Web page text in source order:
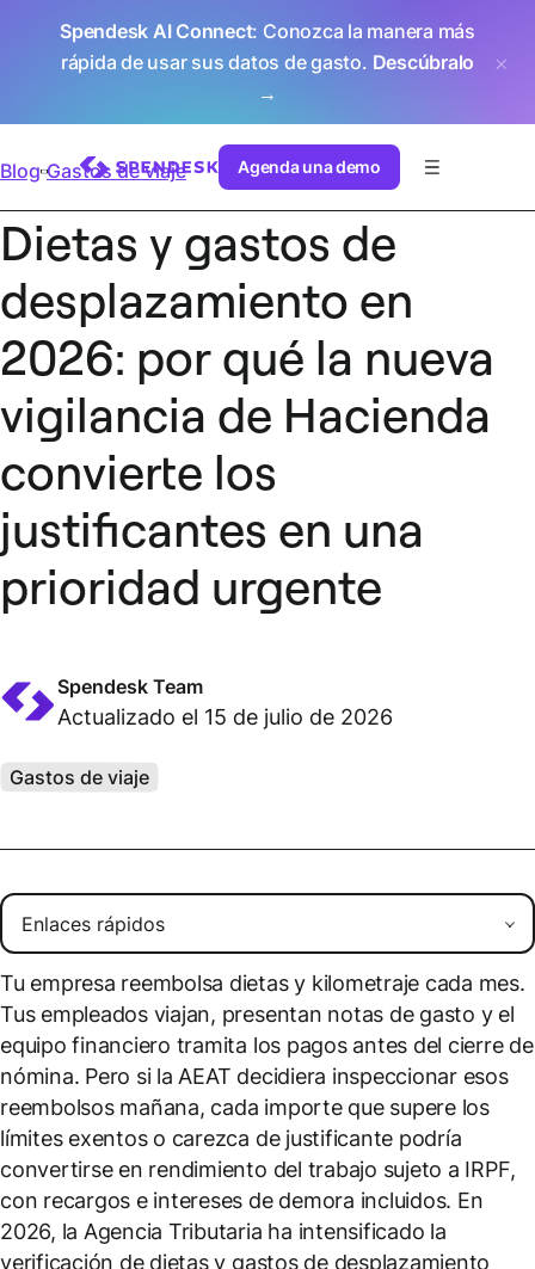
Spendesk AI Connect: Conozca la manera más
rápida de usar sus datos de gasto. Descúbralo
→
Agenda una demo
Blog Gastos de viaje
Dietas y gastos de
desplazamiento en
2026: por qué la nueva
vigilancia de Hacienda
convierte los
justificantes en una
prioridad urgente
Spendesk Team
Actualizado el 15 de julio de 2026
Gastos de viaje
Tu empresa reembolsa dietas y kilometraje cada mes.
Tus empleados viajan, presentan notas de gasto y el
equipo financiero tramita los pagos antes del cierre de
nómina. Pero si la AEAT decidiera inspeccionar esos
reembolsos mañana, cada importe que supere los
límites exentos o carezca de justificante podría
convertirse en rendimiento del trabajo sujeto a IRPF,
con recargos e intereses de demora incluidos. En
2026, la Agencia Tributaria ha intensificado la
verificación de dietas y gastos de desplazamiento